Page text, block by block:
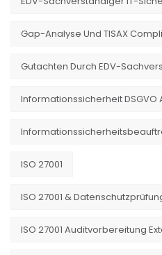
Gap-Analyse Und TISAX
Gutachten Durch EDV-
Informationssicherheit
ISO 27001
ISO 27001 &
ISO 27001 Auditvorbereitung